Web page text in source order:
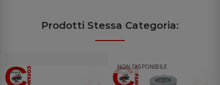
Prodotti Stessa Categoria:
NON DISPONIBILE